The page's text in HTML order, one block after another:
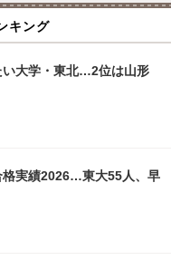
キング
い大学・東北…2位は山形
格実績2026…東大55人、早